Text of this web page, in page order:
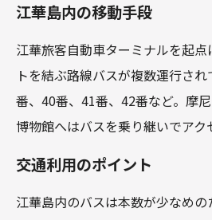
江華島内の移動手段
江華旅客自動車ターミナルを起
トを結ぶ路線バスが複数運行さ
番、40番、41番、42番など。摩
博物館へはバスを乗り継いでアク
交通利用のポイント
江華島内のバスは本数が少なめ